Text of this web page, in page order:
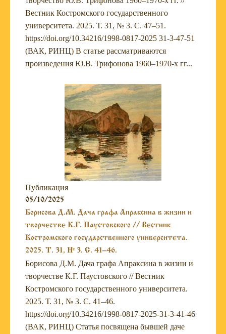
Вестник Костромского государственного
университета. 2025. Т. 31, № 3. С. 47–51.
https://doi.org/10.34216/1998-0817-2025 31-3-47-51
(ВАК, РИНЦ) В статье рассматриваются
произведения Ю.В. Трифонова 1960–1970-х гг...
Публикация
05/10/2025
Борисова Д.М. Дача графа Апраксина в жизни и
творчестве К.Г. Паустовского // Вестник
Костромского государственного университета.
2025. Т. 31, № 3. С. 41–46.
Борисова Д.М. Дача графа Апраксина в жизни и
творчестве К.Г. Паустовского // Вестник
Костромского государственного университета.
2025. Т. 31, № 3. С. 41–46.
https://doi.org/10.34216/1998-0817-2025-31-3-41-46
(ВАК, РИНЦ) Статья посвящена бывшей даче